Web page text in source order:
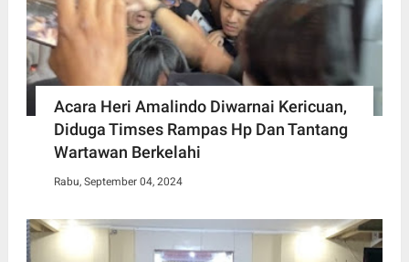
Acara Heri Amalindo Diwarnai Kericuan,
Diduga Timses Rampas Hp Dan Tantang
Wartawan Berkelahi
Rabu, September 04, 2024